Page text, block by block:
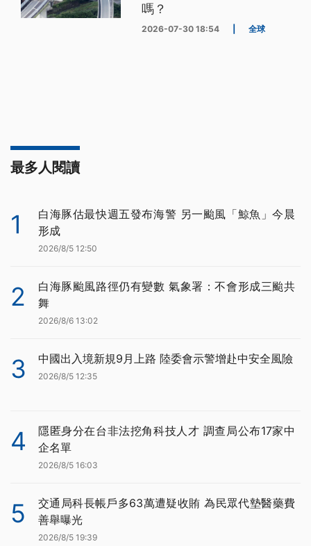
嗎？
2026-07-30 18:54 全球
最多人閱讀
1
白海豚估最快週五發布海警 另一颱風「鯨魚」今晨
形成
2026/8/5 12:50
2
白海豚颱風路徑仍有變數 氣象署：不會形成三颱共
舞
2026/8/6 13:02
3 中國出入境新規9月上路 陸委會示警增赴中安全風險
2026/8/5 12:35
4
隱匿身分在台非法挖角科技人才 調查局公布17家中
企名單
2026/8/5 16:03
5
交通局科長帳戶多63萬遭疑收賄 為民眾代墊醫藥費
善舉曝光
2026/8/5 19:39